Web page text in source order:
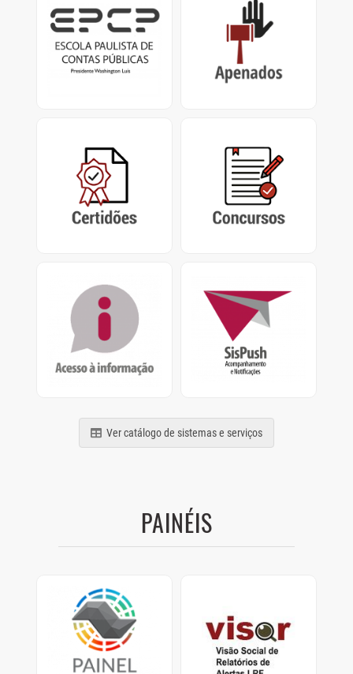
Escola Paulista de
Contas Públicas
Presidente Washington
Luís.
Impedimentos de
Contrato / Licitação,
Certificado de
Apenamento e
Certidão Negativa de
Contas Julgadas
Irregulares e Certidão de
Tempo de Contribuição
Concursos encerrados,
em andamento e
abertos do Tribunal de
Contas do Estado de São
Pedidos de Acesso nos
termos da Lei nº
12.527/2011
Sistema de
Acompanhamento e
Notificações de
relatórios, processos e
comunicados
Ver catálogo de sistemas e serviços
PAINÉIS
Painel Clima SP
Painel com dados de
como os Municípios
estão se preparando
Visão Social de
Relatórios de Alertas
LRF.